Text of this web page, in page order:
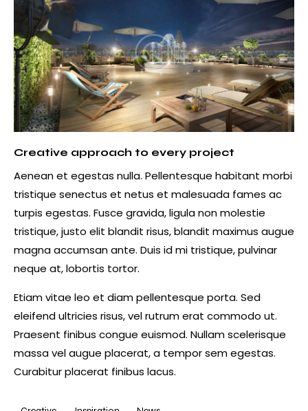
Creative approach to every project
Aenean et egestas nulla. Pellentesque habitant morbi
tristique senectus et netus et malesuada fames ac
turpis egestas. Fusce gravida, ligula non molestie
tristique, justo elit blandit risus, blandit maximus augue
magna accumsan ante. Duis id mi tristique, pulvinar
neque at, lobortis tortor.
Etiam vitae leo et diam pellentesque porta. Sed
eleifend ultricies risus, vel rutrum erat commodo ut.
Praesent finibus congue euismod. Nullam scelerisque
massa vel augue placerat, a tempor sem egestas.
Curabitur placerat finibus lacus.